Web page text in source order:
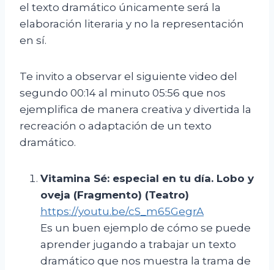
el texto dramático únicamente será la
elaboración literaria y no la representación
en sí.
Te invito a observar el siguiente video del
segundo 00:14 al minuto 05:56 que nos
ejemplifica de manera creativa y divertida la
recreación o adaptación de un texto
dramático.
Vitamina Sé: especial en tu día. Lobo y
oveja (Fragmento) (Teatro)
https://youtu.be/cS_m65GegrA
Es un buen ejemplo de cómo se puede
aprender jugando a trabajar un texto
dramático que nos muestra la trama de